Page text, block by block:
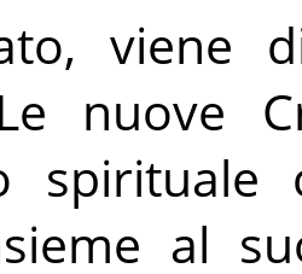
viene
nuove
spirituale
al